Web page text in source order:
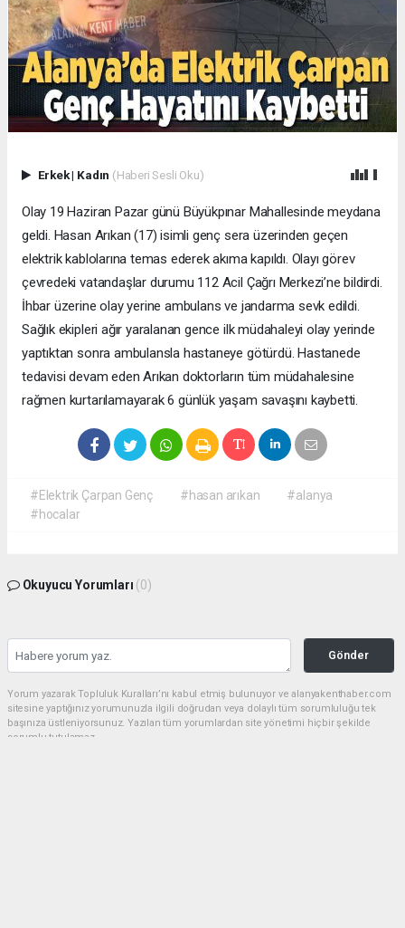
Erkek| Kadın (Haberi Sesli Oku)
Olay 19 Haziran Pazar günü Büyükpınar Mahallesinde meydana
geldi. Hasan Arıkan (17) isimli genç sera üzerinden geçen
elektrik kablolarına temas ederek akıma kapıldı. Olayı görev
çevredeki vatandaşlar durumu 112 Acil Çağrı Merkezi’ne bildirdi.
İhbar üzerine olay yerine ambulans ve jandarma sevk edildi.
Sağlık ekipleri ağır yaralanan gence ilk müdahaleyi olay yerinde
yaptıktan sonra ambulansla hastaneye götürdü. Hastanede
tedavisi devam eden Arıkan doktorların tüm müdahalesine
rağmen kurtarılamayarak 6 günlük yaşam savaşını kaybetti.
#Elektrik Çarpan Genç #hasan arıkan
#alanya
#hocalar
Okuyucu Yorumları (0)
Gönder
Yorum yazarak Topluluk Kuralları’nı kabul etmiş bulunuyor ve alanyakenthaber.com
sitesine yaptığınız yorumunuzla ilgili doğrudan veya dolaylı tüm sorumluluğu tek
başınıza üstleniyorsunuz. Yazılan tüm yorumlardan site yönetimi hiçbir şekilde
sorumlu tutulamaz.